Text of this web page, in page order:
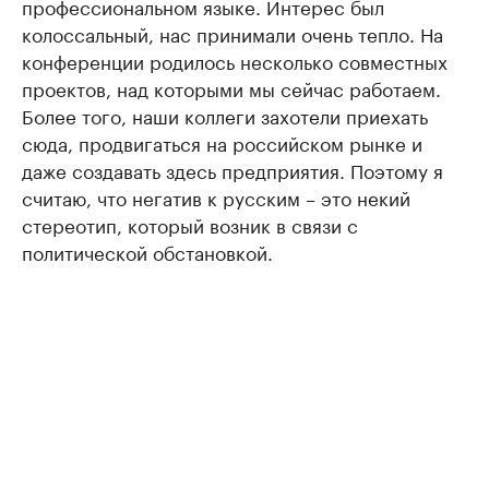
профессиональном языке. Интерес был
колоссальный, нас принимали очень тепло. На
конференции родилось несколько совместных
проектов, над которыми мы сейчас работаем.
Более того, наши коллеги захотели приехать
сюда, продвигаться на российском рынке и
даже создавать здесь предприятия. Поэтому я
считаю, что негатив к русским – это некий
стереотип, который возник в связи с
политической обстановкой.